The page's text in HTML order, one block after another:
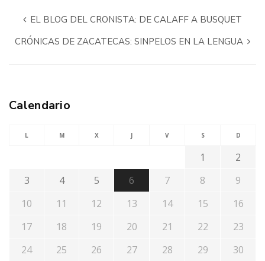
EL BLOG DEL CRONISTA: DE CALAFF A BUSQUET
CRÓNICAS DE ZACATECAS: SINPELOS EN LA LENGUA
Calendario
L M X J V S D
1
2
3
4 5 6 7 8
9
10
11 12 13 14 15
16
17
18 19 20 21 22
23
24
25 26 27 28 29
30